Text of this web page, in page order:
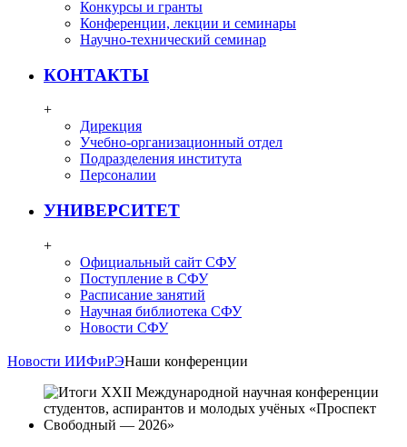
Конкурсы и гранты
Конференции, лекции и семинары
Научно-технический семинар
КОНТАКТЫ
+
Дирекция
Учебно-организационный отдел
Подразделения института
Персоналии
УНИВЕРСИТЕТ
+
Официальный сайт СФУ
Поступление в СФУ
Расписание занятий
Научная библиотека СФУ
Новости СФУ
Новости ИИФиРЭНаши конференции